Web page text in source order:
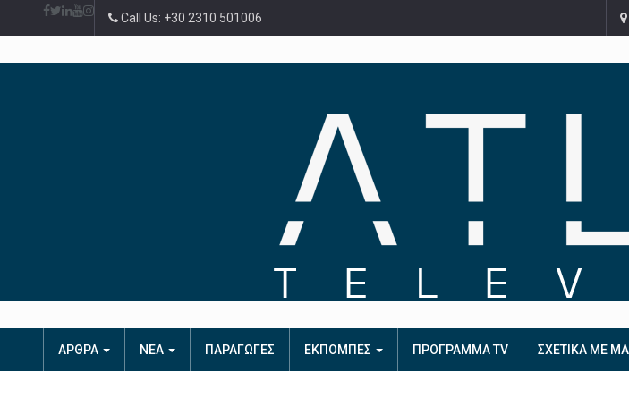
Call Us: +30 2310 501006
ΑΡΘΡΑ ΝΕΑ ΠΑΡΑΓΩΓΕΣ ΕΚΠΟΜΠΕΣ ΠΡΟΓΡΑΜΜΑ TV ΣΧΕΤΙΚΑ ΜΕ